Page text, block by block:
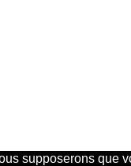
supposerons que